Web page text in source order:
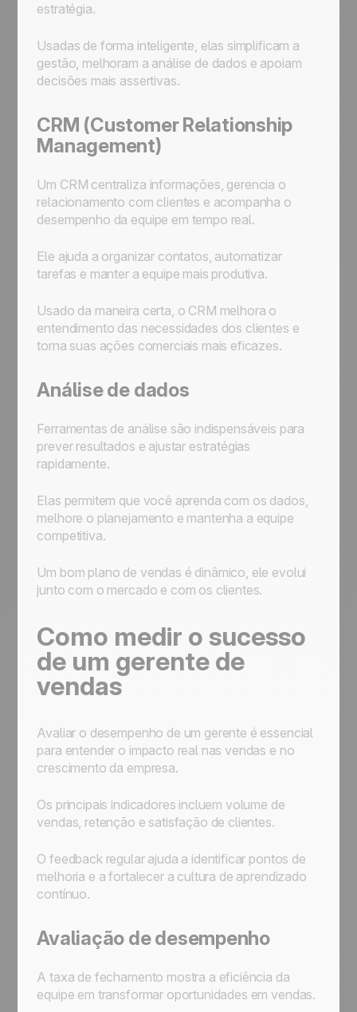
estratégia.
Usadas de forma inteligente, elas simplificam a
gestão, melhoram a análise de dados e apoiam
decisões mais assertivas.
CRM (Customer Relationship
Management)
Um CRM centraliza informações, gerencia o
relacionamento com clientes e acompanha o
desempenho da equipe em tempo real.
Ele ajuda a organizar contatos, automatizar
tarefas e manter a equipe mais produtiva.
Usado da maneira certa, o CRM melhora o
entendimento das necessidades dos clientes e
torna suas ações comerciais mais eficazes.
Análise de dados
Ferramentas de análise são indispensáveis para
prever resultados e ajustar estratégias
rapidamente.
Elas permitem que você aprenda com os dados,
melhore o planejamento e mantenha a equipe
competitiva.
Um bom plano de vendas é dinâmico, ele evolui
junto com o mercado e com os clientes.
Como medir o sucesso
de um gerente de
vendas
Avaliar o desempenho de um gerente é essencial
para entender o impacto real nas vendas e no
crescimento da empresa.
Os principais indicadores incluem volume de
vendas, retenção e satisfação de clientes.
O feedback regular ajuda a identificar pontos de
melhoria e a fortalecer a cultura de aprendizado
contínuo.
Avaliação de desempenho
A taxa de fechamento mostra a eficiência da
equipe em transformar oportunidades em vendas.